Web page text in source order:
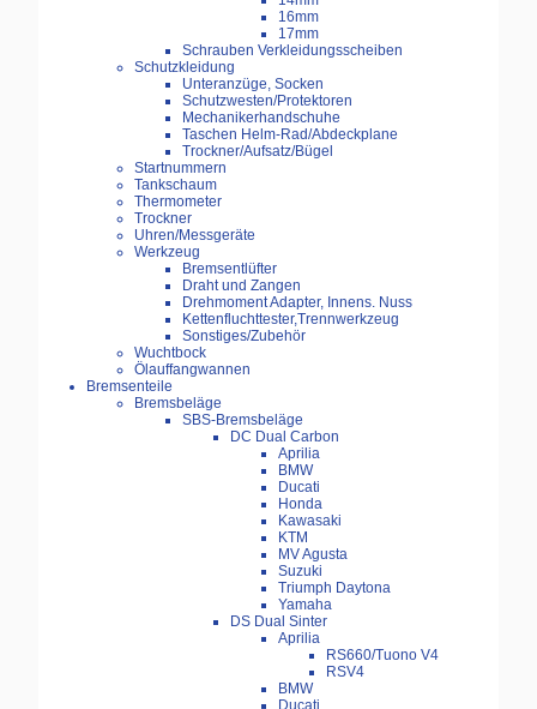
16mm
17mm
Schrauben Verkleidungsscheiben
Schutzkleidung
Unteranzüge, Socken
Schutzwesten/Protektoren
Mechanikerhandschuhe
Taschen Helm-Rad/Abdeckplane
Trockner/Aufsatz/Bügel
Startnummern
Tankschaum
Thermometer
Trockner
Uhren/Messgeräte
Werkzeug
Bremsentlüfter
Draht und Zangen
Drehmoment Adapter, Innens. Nuss
Kettenfluchttester,Trennwerkzeug
Sonstiges/Zubehör
Wuchtbock
Ölauffangwannen
Bremsenteile
Bremsbeläge
SBS-Bremsbeläge
DC Dual Carbon
Aprilia
BMW
Ducati
Honda
Kawasaki
KTM
MV Agusta
Suzuki
Triumph Daytona
Yamaha
DS Dual Sinter
Aprilia
RS660/Tuono V4
RSV4
BMW
Ducati